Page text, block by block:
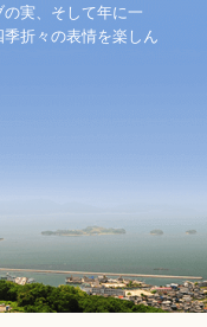
実、そして年に一
折々の表情を楽しん